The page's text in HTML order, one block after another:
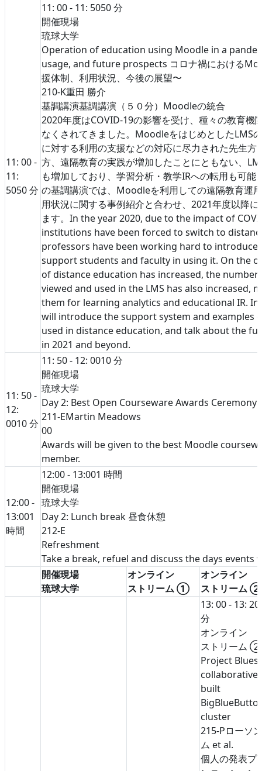
11: 00 -
11:
5050 分
11: 00 - 11: 5050 分
開催現場
琉球大学
Operation of education using Moodle in a
usage, and future prospects コロナ禍における
援体制、利用状況、今後の展望〜
210-K重田 勝介
基調講演基調講演（５０分） Moodleの統合
2020年度はCOVID-19の影響を受け、種々の教育機
なくされてきました。MoodleをはじめとしたLMS
に対する利用の支援などの対応に尽力された先生方
方、遠隔教育の実践が増加したことにともない、
も増加しており、学習分析・教学IRへの転用も可
の基調講演では、Moodleを利用しての遠隔教育運
用状況に関する事例紹介と合わせ、2021年度以降
ます。In the year 2020, due to the impact of
institutions have been forced to switch to
professors have been working hard to introduce
support students and faculty in using it. On the
of distance education has increased, the
viewed and used in the LMS has also increased,
them for learning analytics and educational IR.
will introduce the support system and examples
used in distance education, and talk about the
in 2021 and beyond.
11: 50 -
12:
0010 分
11: 50 - 12: 0010 分
開催現場
琉球大学
Day 2: Best Open Courseware Awards Ceremony
211-EMartin Meadows
00
Awards will be given to the best Moodle
member.
12:00 -
13:001
時間
12:00 - 13:001 時間
開催現場
琉球大学
Day 2: Lunch break 昼食休憩
212-E
Refreshment
Take a break, refuel and discuss the days events
開催現場
琉球大学
オンライン
ストリーム ①
オンライン
ストリーム ②
13: 00 - 13: 20
分
オンライン
ストリーム ②
Project
built
cluster
215-Pローソ
ム et al.
個人の発表プ